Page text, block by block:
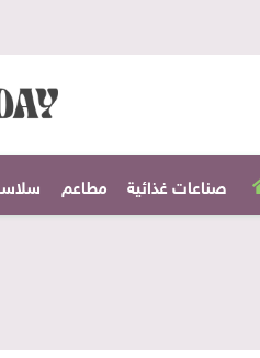
صناعات غذائية مطاعم